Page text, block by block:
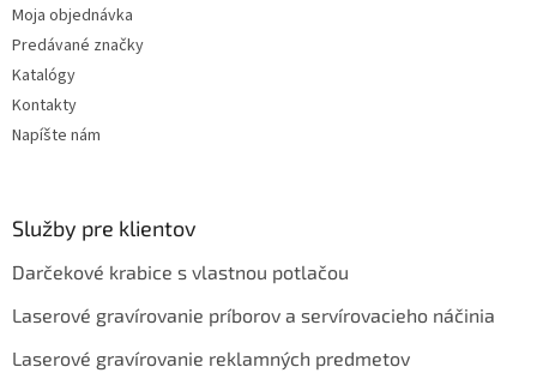
Moja objednávka
Predávané značky
Katalógy
Kontakty
Napíšte nám
Služby pre klientov
Darčekové krabice s vlastnou potlačou
Laserové gravírovanie príborov a servírovacieho náčinia
Laserové gravírovanie reklamných predmetov